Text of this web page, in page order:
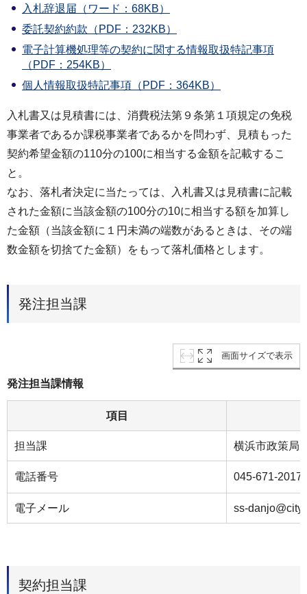
入札辞退届（ワード：68KB）
委託契約約款（PDF：232KB）
電子計算機処理等の契約に関する情報取扱特記事項
（PDF：254KB）
個人情報取扱特記事項（PDF：364KB）
入札書又は見積書には、消費税法第９条第１項規定の免税
事業者であるか課税事業者であるかを問わず、見積もった
契約希望金額の110分の100に相当する金額を記載するこ
と。
なお、落札者決定に当たっては、入札書又は見積書に記載
された金額に当該金額の100分の10に相当する額を加算し
た金額（当該金額に１円未満の端数があるときは、その端
数金額を切捨てた金額）をもって落札価格とします。
発注担当課
画面サイズで表示
発注担当課情報
項目
担当課 横浜市政策局
電話番号 045-671-2017
電子メール ss-
契約担当課